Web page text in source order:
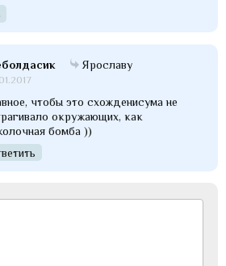
Ярославу
чтобы это схожденисума не
окружающих, как
бомба ))